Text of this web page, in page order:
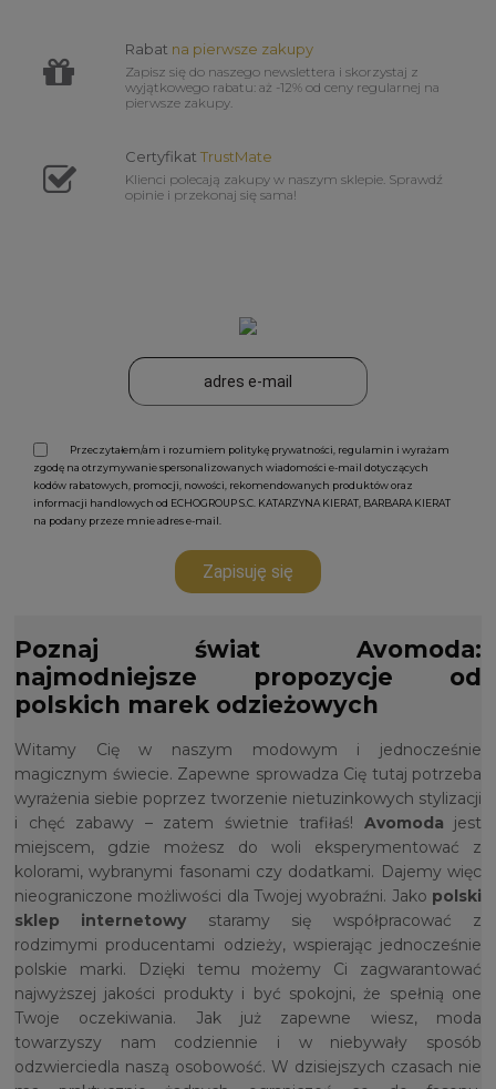
Rabat na pierwsze zakupy
Zapisz się do naszego newslettera i skorzystaj z
wyjątkowego rabatu: aż -12% od ceny regularnej na
pierwsze zakupy.
Certyfikat TrustMate
Klienci polecają zakupy w naszym sklepie. Sprawdź
opinie i przekonaj się sama!
Przeczytałem/am i rozumiem politykę prywatności, regulamin i wyrażam
zgodę na otrzymywanie spersonalizowanych wiadomości e-mail dotyczących
kodów rabatowych, promocji, nowości, rekomendowanych produktów oraz
informacji handlowych od ECHOGROUP S.C. KATARZYNA KIERAT, BARBARA KIERAT
na podany przeze mnie adres e-mail.
Zapisuję się
Poznaj świat Avomoda:
najmodniejsze propozycje od
polskich marek odzieżowych
Witamy Cię w naszym modowym i jednocześnie
magicznym świecie. Zapewne sprowadza Cię tutaj potrzeba
wyrażenia siebie poprzez tworzenie nietuzinkowych stylizacji
i chęć zabawy – zatem świetnie trafiłaś! Avomoda jest
miejscem, gdzie możesz do woli eksperymentować z
kolorami, wybranymi fasonami czy dodatkami. Dajemy więc
nieograniczone możliwości dla Twojej wyobraźni. Jako polski
sklep internetowy staramy się współpracować z
rodzimymi producentami odzieży, wspierając jednocześnie
polskie marki. Dzięki temu możemy Ci zagwarantować
najwyższej jakości produkty i być spokojni, że spełnią one
Twoje oczekiwania. Jak już zapewne wiesz, moda
towarzyszy nam codziennie i w niebywały sposób
odzwierciedla naszą osobowość. W dzisiejszych czasach nie